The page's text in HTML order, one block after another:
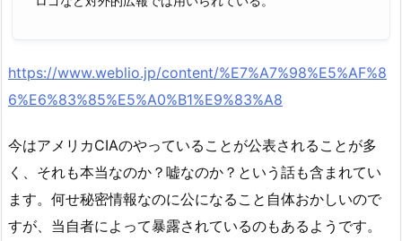
https://www.weblio.jp/content/%E7%A7%98%E5%AF%8
6%E6%83%85%E5%A0%B1%E9%83%A8
今はアメリカCIAのやっていることが公表されることが多
く、それも本当なのか？嘘なのか？という話も含まれてい
ます。何せ秘密情報なのに公になること自体おかしいので
すが、当自者によって暴露されているのもあるようです。